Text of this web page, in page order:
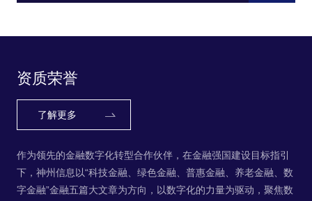
务，帮助客户实现数字核心竞争力的重塑，更
资质荣誉
了解更多
作为领先的金融数字化转型合作伙伴，在金融强国建设目标指引
下，神州信息以“科技金融、绿色金融、普惠金融、养老金融、数
字金融”金融五篇大文章为方向，以数字化的力量为驱动，聚焦数